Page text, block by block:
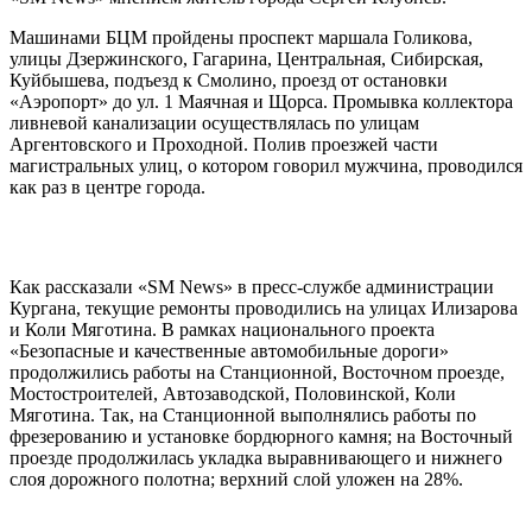
Машинами БЦМ пройдены проспект маршала Голикова,
улицы Дзержинского, Гагарина, Центральная, Сибирская,
Куйбышева, подъезд к Смолино, проезд от остановки
«Аэропорт» до ул. 1 Маячная и Щорса. Промывка коллектора
ливневой канализации осуществлялась по улицам
Аргентовского и Проходной. Полив проезжей части
магистральных улиц, о котором говорил мужчина, проводился
как раз в центре города.
Как рассказали «SM News» в пресс-службе администрации
Кургана, текущие ремонты проводились на улицах Илизарова
и Коли Мяготина. В рамках национального проекта
«Безопасные и качественные автомобильные дороги»
продолжились работы на Станционной, Восточном проезде,
Мостостроителей, Автозаводской, Половинской, Коли
Мяготина. Так, на Станционной выполнялись работы по
фрезерованию и установке бордюрного камня; на Восточный
проезде продолжилась укладка выравнивающего и нижнего
слоя дорожного полотна; верхний слой уложен на 28%.